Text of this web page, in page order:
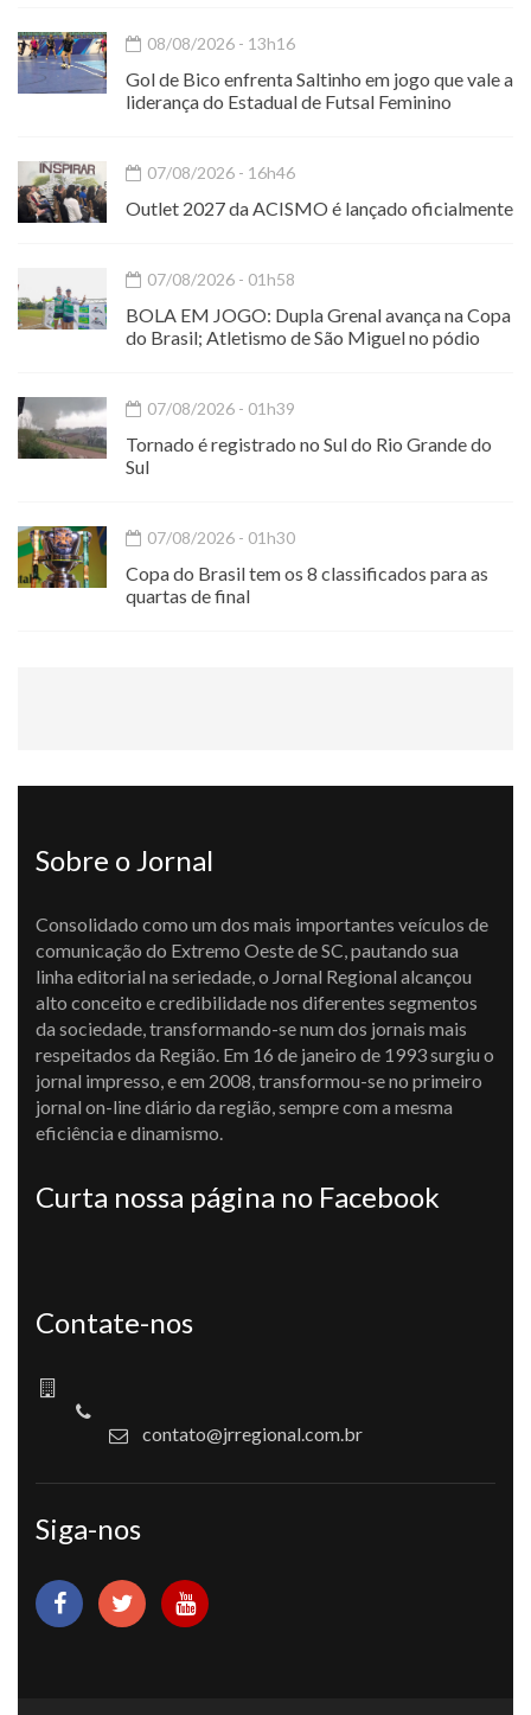
08/08/2026 - 13h16
Gol de Bico enfrenta Saltinho em jogo que vale a
liderança do Estadual de Futsal Feminino
07/08/2026 - 16h46
Outlet 2027 da ACISMO é lançado oficialmente
07/08/2026 - 01h58
BOLA EM JOGO: Dupla Grenal avança na Copa
do Brasil; Atletismo de São Miguel no pódio
07/08/2026 - 01h39
Tornado é registrado no Sul do Rio Grande do
Sul
07/08/2026 - 01h30
Copa do Brasil tem os 8 classificados para as
quartas de final
Sobre o Jornal
Consolidado como um dos mais importantes veículos de
comunicação do Extremo Oeste de SC, pautando sua
linha editorial na seriedade, o Jornal Regional alcançou
alto conceito e credibilidade nos diferentes segmentos
da sociedade, transformando-se num dos jornais mais
respeitados da Região. Em 16 de janeiro de 1993 surgiu o
jornal impresso, e em 2008, transformou-se no primeiro
jornal on-line diário da região, sempre com a mesma
eficiência e dinamismo.
Curta nossa página no Facebook
Contate-nos
contato@jrregional.com.br
Siga-nos